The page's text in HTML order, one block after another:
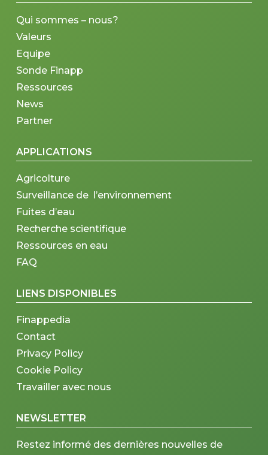
Qui sommes – nous?
Valeurs
Equipe
Sonde Finapp
Ressources
News
Partner
APPLICATIONS
Agricolture
Surveillance de l’environnement
Fuites d’eau
Recherche scientifique
Ressources en eau
FAQ
LIENS DISPONIBLES
Finappedia
Contact
Privacy Policy
Cookie Policy
Travailler avec nous
NEWSLETTER
Restez informé des dernières nouvelles de